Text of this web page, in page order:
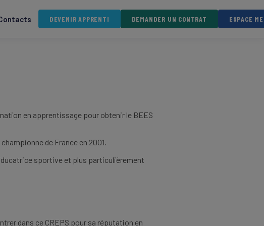
DEVENIR APPRENTI DEMANDER UN CONTRAT ESPACE
en apprentissage pour obtenir le BEES
de France en 2001.
sportive et plus particulièrement
dans ce CREPS pour sa réputation en